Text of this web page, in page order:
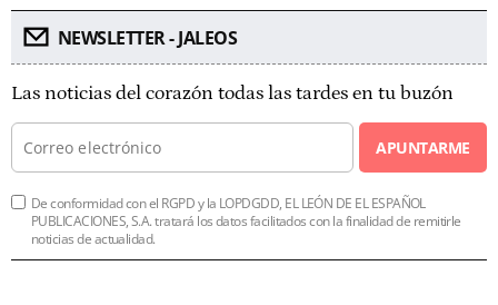
NEWSLETTER - JALEOS
Las noticias del corazón todas las tardes en tu buzón
APUNTARME
De conformidad con el RGPD y la LOPDGDD, EL LEÓN DE EL ESPAÑOL
PUBLICACIONES, S.A. tratará los datos facilitados con la finalidad de remitirle
noticias de actualidad.